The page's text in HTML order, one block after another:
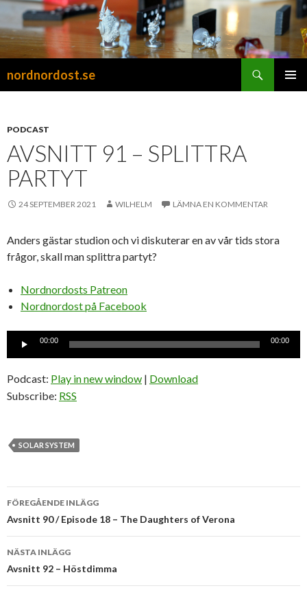
nordnordost.se
PODCAST
AVSNITT 91 – SPLITTRA
PARTYT
24 SEPTEMBER 2021 WILHELM LÄMNA EN KOMMENTAR
Anders gästar studion och vi diskuterar en av vår tids stora
frågor, skall man splittra partyt?
Nordnordosts Patreon
Nordnordost på Facebook
Ljudspelare
00:00 00:00
Podcast: Play in new window | Download
Subscribe: RSS
SOLAR SYSTEM
Inläggsnavigering
FÖREGÅENDE INLÄGG
Avsnitt 90 / Episode 18 – The Daughters of Verona
NÄSTA INLÄGG
Avsnitt 92 – Höstdimma